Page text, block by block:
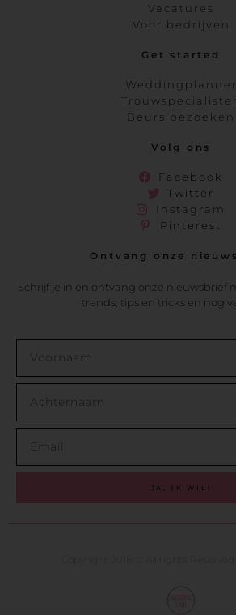
Vacatures
Voor bedrijven
Get started
Weddingplanner
Beurs bezoeken
Volg ons
Facebook
Twitter
Instagram
Pinterest
Ontvang onze
Schrijf je in en ontvang onze nieuwsbrief
trends, tips en tricks en nog
JA, IK WIL!